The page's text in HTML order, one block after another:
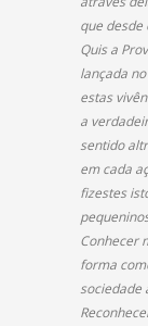
que
Quis a
lançada
estas
a
sentido
em cada
fizestes
Conhecer
forma
sociedade